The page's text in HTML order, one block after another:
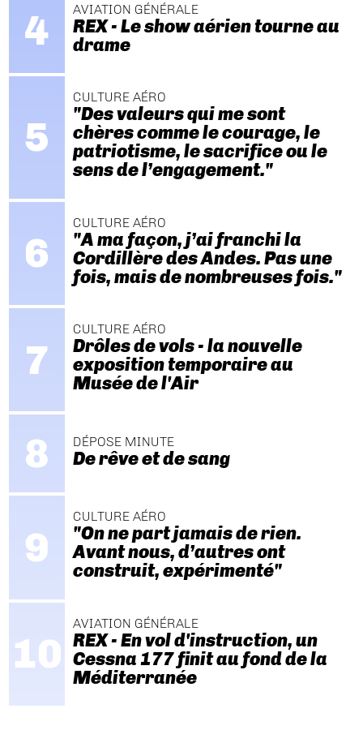
AVIATION GÉNÉRALE
REX - Le show aérien tourne au
drame
CULTURE AÉRO
"Des valeurs qui me sont
chères comme le courage, le
patriotisme, le sacrifice ou le
sens de l’engagement."
CULTURE AÉRO
"A ma façon, j’ai franchi la
Cordillère des Andes. Pas une
fois, mais de nombreuses fois."
CULTURE AÉRO
Drôles de vols - la nouvelle
exposition temporaire au
Musée de l'Air
DÉPOSE MINUTE
De rêve et de sang
CULTURE AÉRO
"On ne part jamais de rien.
Avant nous, d’autres ont
construit, expérimenté"
AVIATION GÉNÉRALE
REX - En vol d'instruction, un
Cessna 177 finit au fond de la
Méditerranée